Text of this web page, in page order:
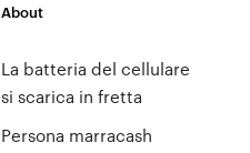
About
La batteria del cellulare
si scarica in fretta
Persona marracash